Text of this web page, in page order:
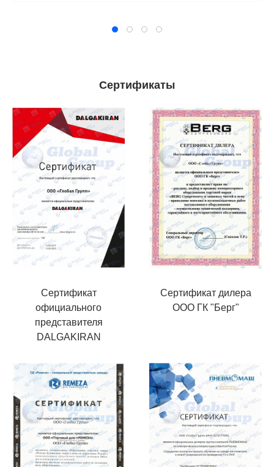
Сертификаты
Сертификат
официального
представителя
DALGAKIRAN
Сертификат дилера
ООО ГК "Берг"